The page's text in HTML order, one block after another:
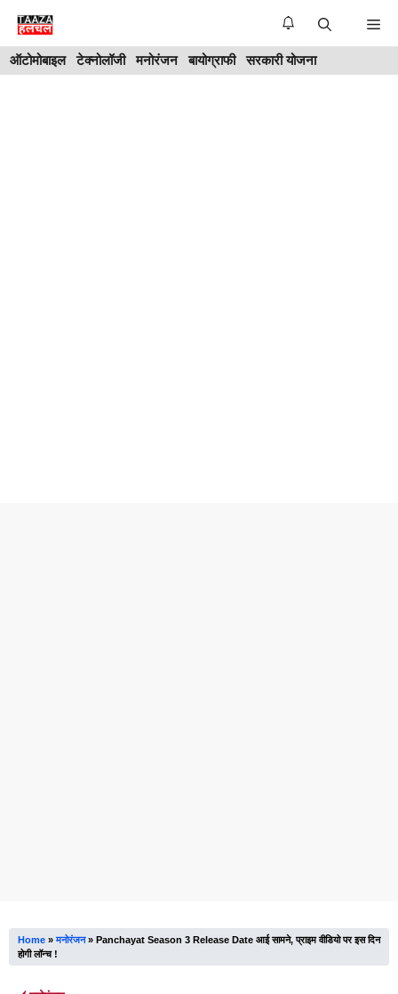
Skip
content
ऑटोमोबाइल टेक्नोलॉजी मनोरंजन बायोग्राफी सरकारी योजना
Home »मनोरंजन» Panchayat Season 3 Release Date आई सामने, प्राइम वीडियो पर इस दिन
होगी लॉन्च !